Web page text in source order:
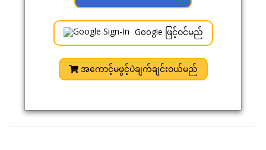
Google ဖြင့်ဝင်မည်
အကောင့်မဖွင့်ပဲချက်ချင်းဝယ်မည်